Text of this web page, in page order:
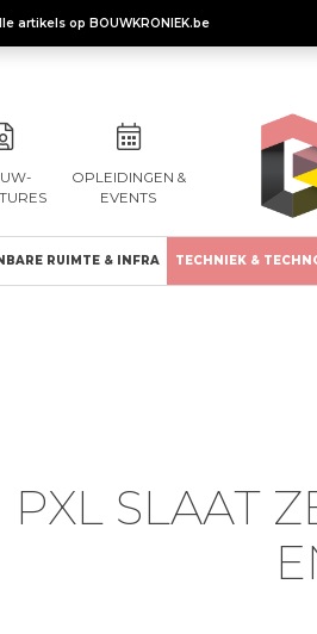
artikels op BOUWKRONIEK.be
OPLEIDINGEN &
EVENTS
RUIMTE & INFRA TECHNIEK &
PXL SLAAT